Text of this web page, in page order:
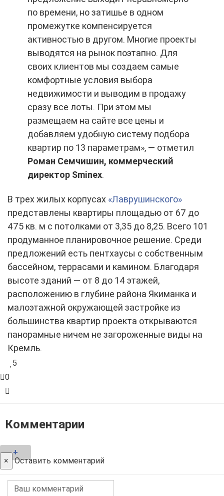
по времени, но затишье в одном
промежутке компенсируется
активностью в другом. Многие проекты
выводятся на рынок поэтапно. Для
своих клиентов мы создаем самые
комфортные условия выбора
недвижимости и выводим в продажу
сразу все лоты. При этом мы
размещаем на сайте все цены и
добавляем удобную систему подбора
квартир по 13 параметрам», — отметил
Роман Семчишин, коммерческий
директор Sminex.
В трех жилых корпусах «Лаврушинского»
представлены квартиры площадью от 67 до
475 кв. м с потолками от 3,35 до 8,25. Всего 101
продуманное планировочное решение. Среди
предложений есть пентхаусы с собственным
бассейном, террасами и камином. Благодаря
высоте зданий — от 8 до 14 этажей,
расположению в глубине района Якиманка и
малоэтажной окружающей застройке из
большинства квартир проекта открываются
панорамные ничем не загороженные виды на
Кремль.
5
0
Комментарии
+
× Оставить комментарий